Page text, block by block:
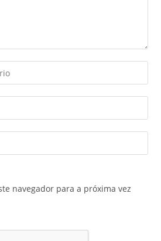
navegador para a próxima vez